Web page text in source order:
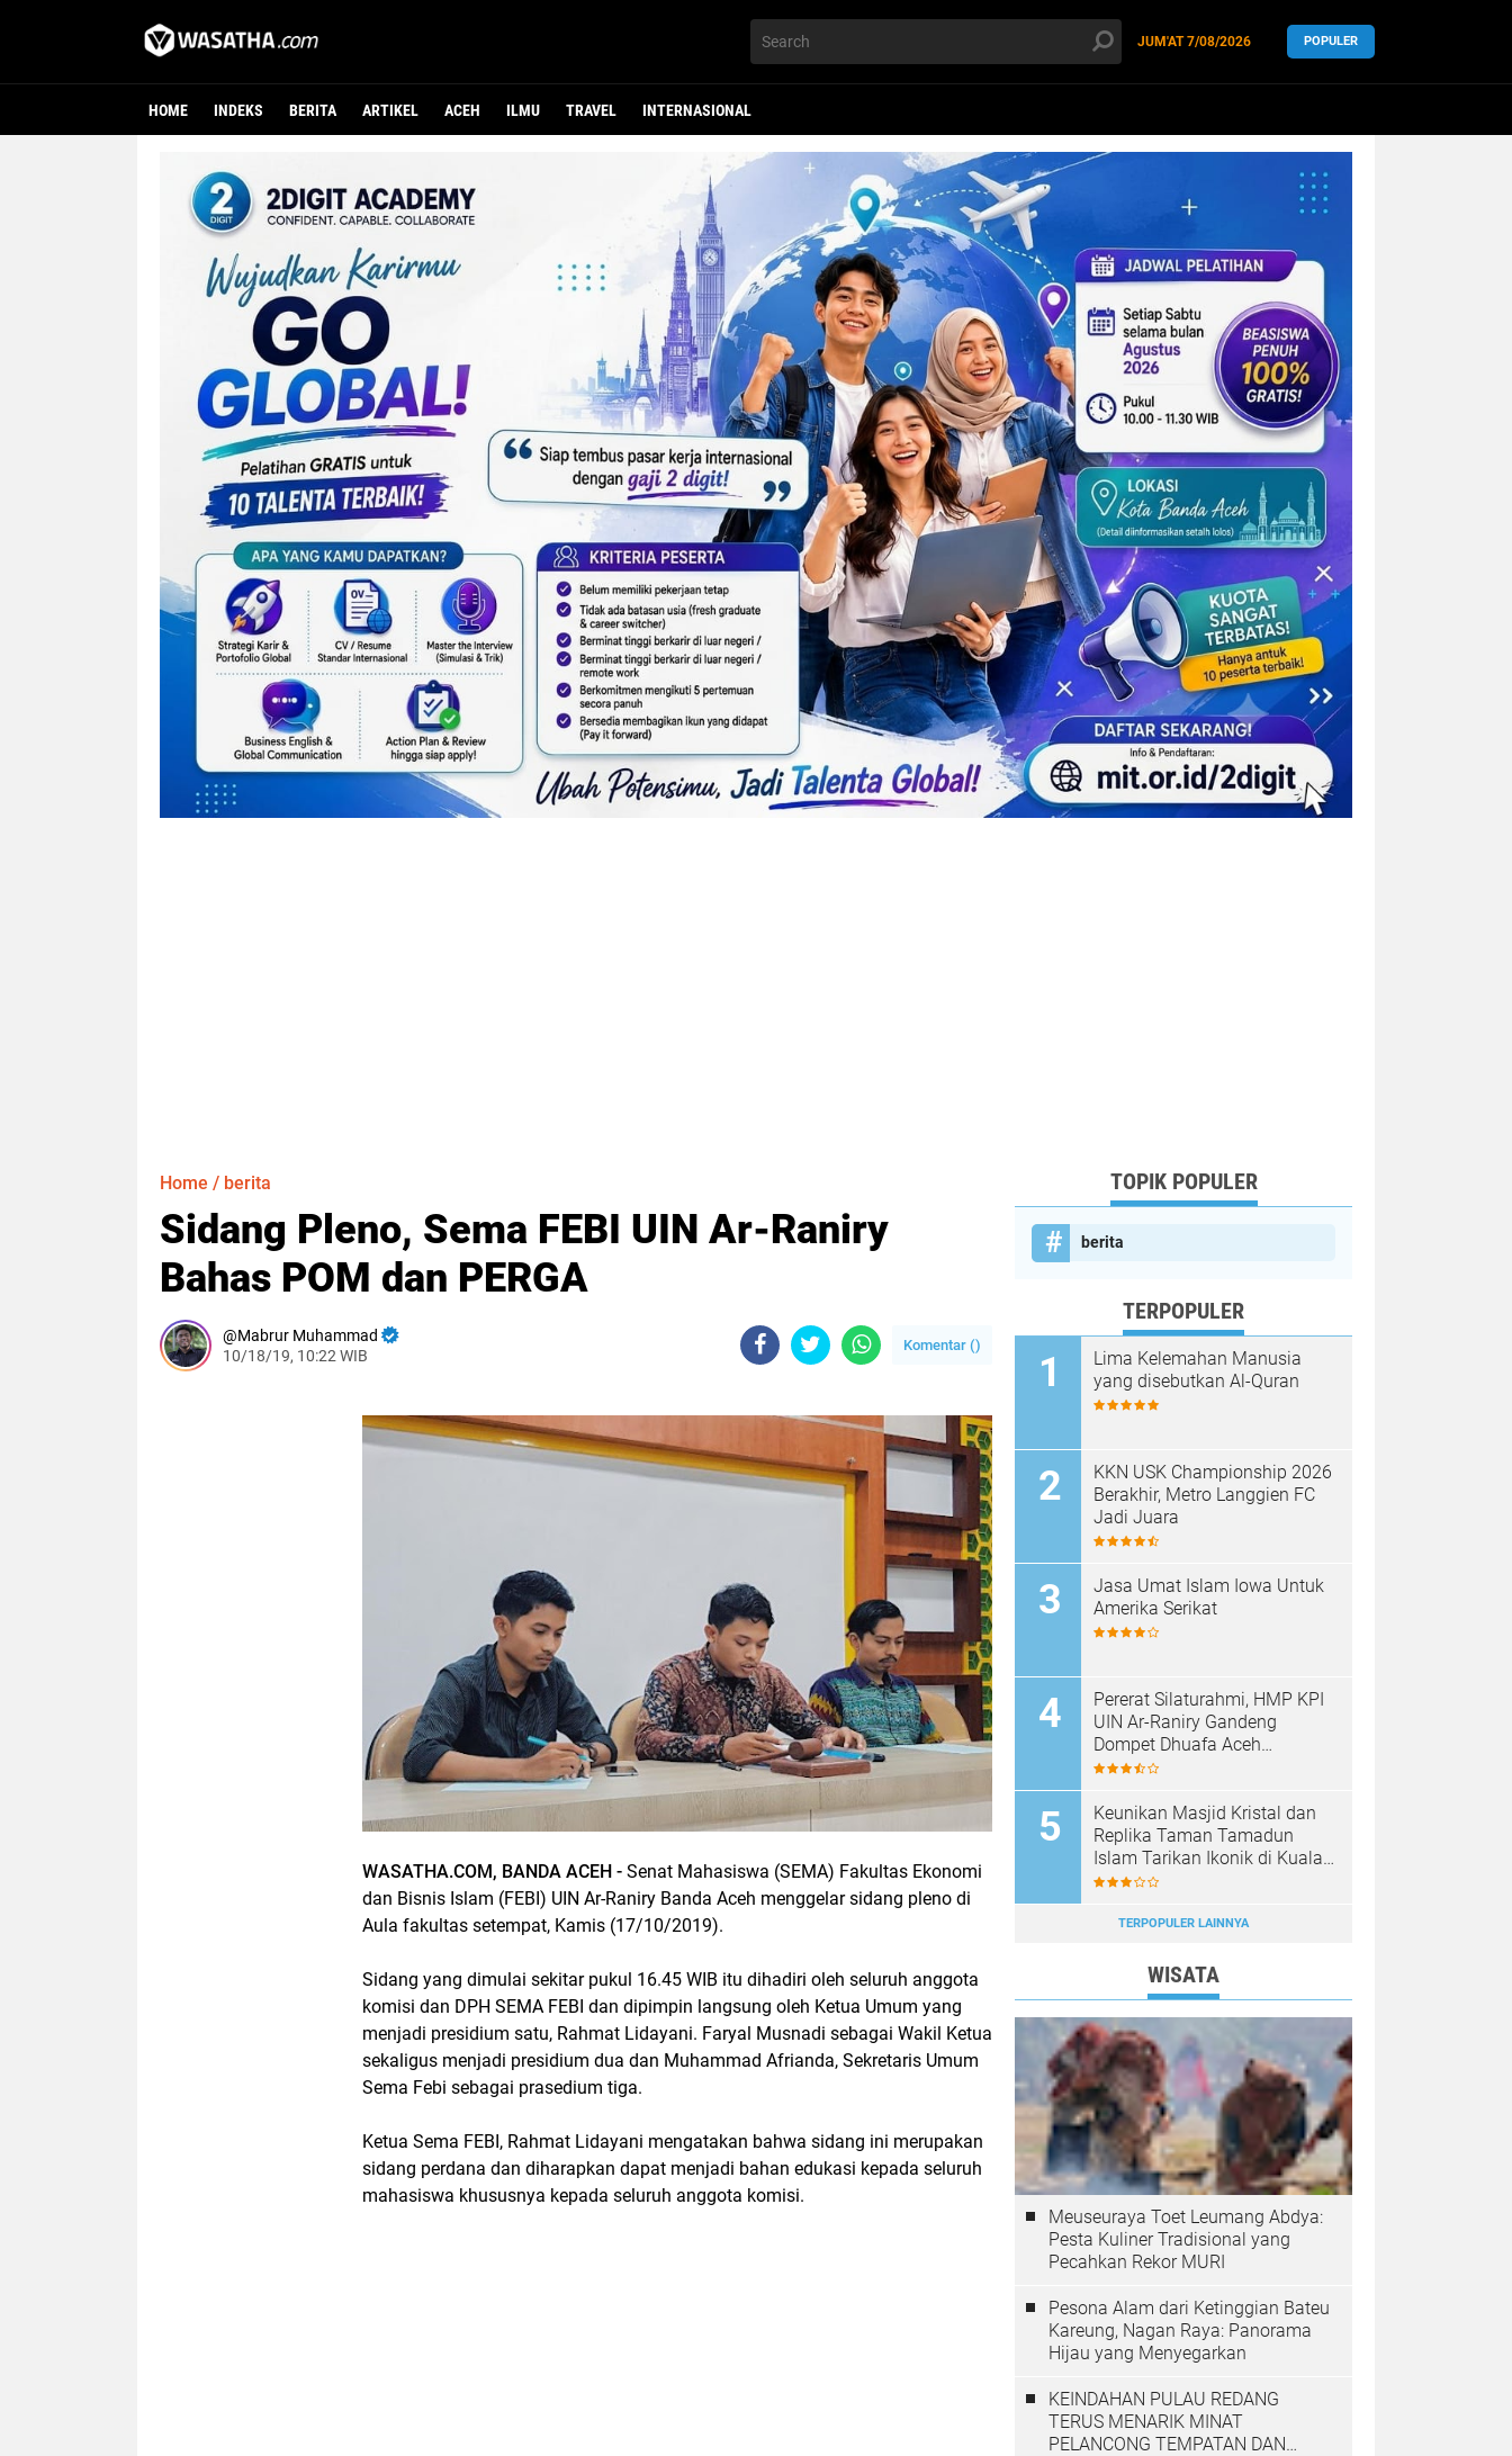
JUM'AT7/08/2026 POPULER
HOME INDEKS BERITA ARTIKEL ACEH ILMU TRAVEL INTERNASIONAL
Home / berita
Sidang Pleno, Sema FEBI UIN Ar-Raniry
Bahas POM dan PERGA
Mabrur Muhammad
10/18/19, 10:22 WIB
Komentar ()
WASATHA.COM, BANDA ACEH - Senat Mahasiswa (SEMA) Fakultas Ekonomi
dan Bisnis Islam (FEBI) UIN Ar-Raniry Banda Aceh menggelar sidang pleno di
Aula fakultas setempat, Kamis (17/10/2019).
Sidang yang dimulai sekitar pukul 16.45 WIB itu dihadiri oleh seluruh anggota
komisi dan DPH SEMA FEBI dan dipimpin langsung oleh Ketua Umum yang
menjadi presidium satu, Rahmat Lidayani. Faryal Musnadi sebagai Wakil Ketua
sekaligus menjadi presidium dua dan Muhammad Afrianda, Sekretaris Umum
Sema Febi sebagai prasedium tiga.
Ketua Sema FEBI, Rahmat Lidayani mengatakan bahwa sidang ini merupakan
sidang perdana dan diharapkan dapat menjadi bahan edukasi kepada seluruh
mahasiswa khususnya kepada seluruh anggota komisi.
TOPIK POPULER
berita
TERPOPULER
Lima Kelemahan Manusia
yang disebutkan Al-Quran
KKN USK Championship 2026
Berakhir, Metro Langgien FC
Jadi Juara
Jasa Umat Islam Iowa Untuk
Amerika Serikat
Pererat Silaturahmi, HMP KPI
UIN Ar-Raniry Gandeng
Dompet Dhuafa Aceh
Sukseskan Communication
Keunikan Masjid Kristal dan
Replika Taman Tamadun
Islam Tarikan Ikonik di Kuala
Terengganu, Malaysia
TERPOPULER LAINNYA
WISATA
Meuseuraya Toet Leumang Abdya:
Pesta Kuliner Tradisional yang
Pecahkan Rekor MURI
Pesona Alam dari Ketinggian Bateu
Kareung, Nagan Raya: Panorama
Hijau yang Menyegarkan
KEINDAHAN PULAU REDANG
TERUS MENARIK MINAT
PELANCONG TEMPATAN DAN